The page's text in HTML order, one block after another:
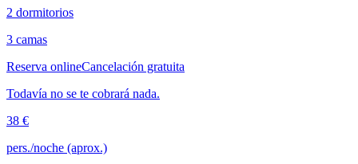
2 dormitorios
3 camas
Reserva onlineCancelación gratuita
Todavía no se te cobrará nada.
38 €
pers./noche (aprox.)